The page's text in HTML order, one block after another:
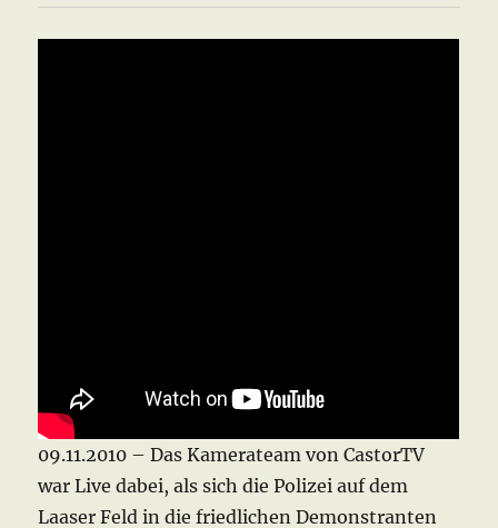
09.11.2010 – Das Kamerateam von CastorTV
war Live dabei, als sich die Polizei auf dem
Laaser Feld in die friedlichen Demonstranten